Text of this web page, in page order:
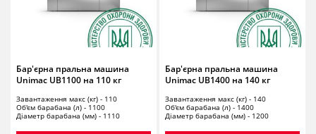
Бар'єрна пральна машина
Unimac UB1100 на 110 кг
Завантаження макс (кг) - 110
Об'єм барабана (л) - 1100
Діаметр барабана (мм) - 1110
Бар'єрна пральна машина
Unimac UB1400 на 140 кг
Завантаження макс (кг) - 140
Об'єм барабана (л) - 1400
Діаметр барабана (мм) - 1200